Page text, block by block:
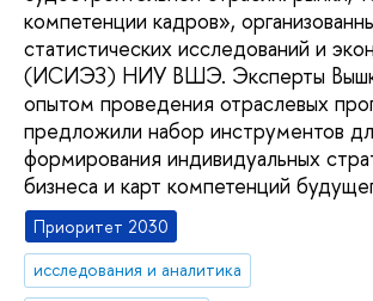
компетенции кадров»,
статистических исследований и
(ИСИЭЗ) НИУ ВШЭ. Эксперты
опытом проведения отраслевых
предложили набор инструментов
формирования индивидуальных
бизнеса и карт компетенций
Приоритет 2030
исследования и аналитика